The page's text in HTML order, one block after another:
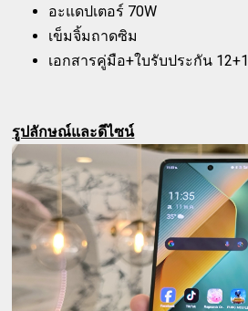
อะแดปเตอร์ 70W
เข็มจิ้มถาดซิม
เอกสารคู่มือ+ใบรับประกัน 12+1
รูปลักษณ์และดีไซน์